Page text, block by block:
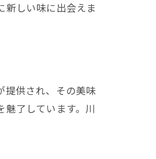
新しい味に出会えま
提供され、その美味
了しています。川